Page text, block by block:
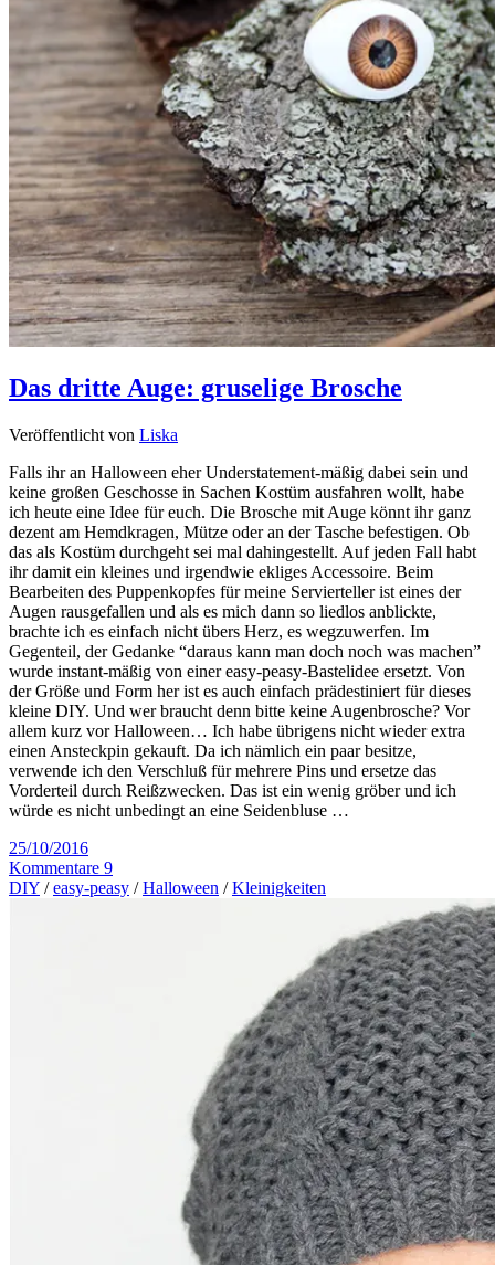
Das dritte Auge: gruselige Brosche
Veröffentlicht von Liska
Falls ihr an Halloween eher Understatement-mäßig dabei sein und
keine großen Geschosse in Sachen Kostüm ausfahren wollt, habe
ich heute eine Idee für euch. Die Brosche mit Auge könnt ihr ganz
dezent am Hemdkragen, Mütze oder an der Tasche befestigen. Ob
das als Kostüm durchgeht sei mal dahingestellt. Auf jeden Fall habt
ihr damit ein kleines und irgendwie ekliges Accessoire. Beim
Bearbeiten des Puppenkopfes für meine Servierteller ist eines der
Augen rausgefallen und als es mich dann so liedlos anblickte,
brachte ich es einfach nicht übers Herz, es wegzuwerfen. Im
Gegenteil, der Gedanke “daraus kann man doch noch was machen”
wurde instant-mäßig von einer easy-peasy-Bastelidee ersetzt. Von
der Größe und Form her ist es auch einfach prädestiniert für dieses
kleine DIY. Und wer braucht denn bitte keine Augenbrosche? Vor
allem kurz vor Halloween… Ich habe übrigens nicht wieder extra
einen Ansteckpin gekauft. Da ich nämlich ein paar besitze,
verwende ich den Verschluß für mehrere Pins und ersetze das
Vorderteil durch Reißzwecken. Das ist ein wenig gröber und ich
würde es nicht unbedingt an eine Seidenbluse …
25/10/2016
Kommentare 9
DIY /easy-peasy /Halloween /Kleinigkeiten